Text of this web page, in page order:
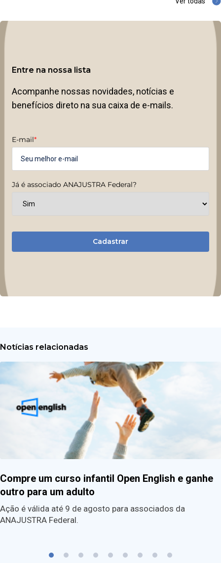
Entre na nossa lista
Acompanhe nossas novidades, notícias e
benefícios direto na sua caixa de e-mails.
E-mail*
Já é associado ANAJUSTRA Federal?
Cadastrar
Notícias relacionadas
Compre um curso infantil Open English e ganhe
outro para um adulto
Ação é válida até 9 de agosto para associados da
ANAJUSTRA Federal.